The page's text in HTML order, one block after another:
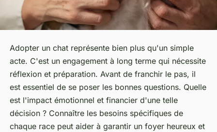
Adopter un chat représente bien plus qu'un simple
acte. C'est un engagement à long terme qui nécessite
réflexion et préparation. Avant de franchir le pas, il
est essentiel de se poser les bonnes questions. Quelle
est l'impact émotionnel et financier d'une telle
décision ? Connaître les besoins spécifiques de
chaque race peut aider à garantir un foyer heureux et